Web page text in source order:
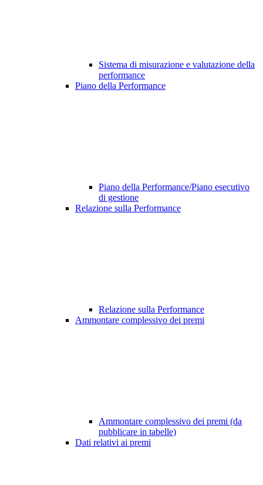
Sistema di misurazione e valutazione della
performance
Piano della Performance
Piano della Performance/Piano esecutivo
di gestione
Relazione sulla Performance
Relazione sulla Performance
Ammontare complessivo dei premi
Ammontare complessivo dei premi (da
pubblicare in tabelle)
Dati relativi ai premi